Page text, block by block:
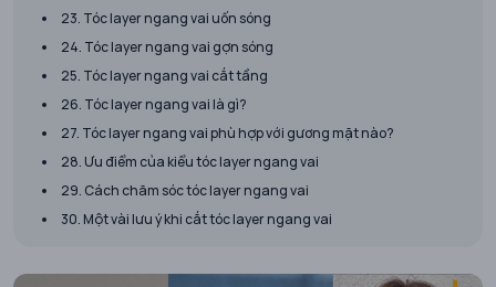
23. Tóc layer ngang vai uốn sóng
24. Tóc layer ngang vai gợn sóng
25. Tóc layer ngang vai cắt tầng
26. Tóc layer ngang vai là gì?
27. Tóc layer ngang vai phù hợp với gương mặt nào?
28. Ưu điểm của kiểu tóc layer ngang vai
29. Cách chăm sóc tóc layer ngang vai
30. Một vài lưu ý khi cắt tóc layer ngang vai